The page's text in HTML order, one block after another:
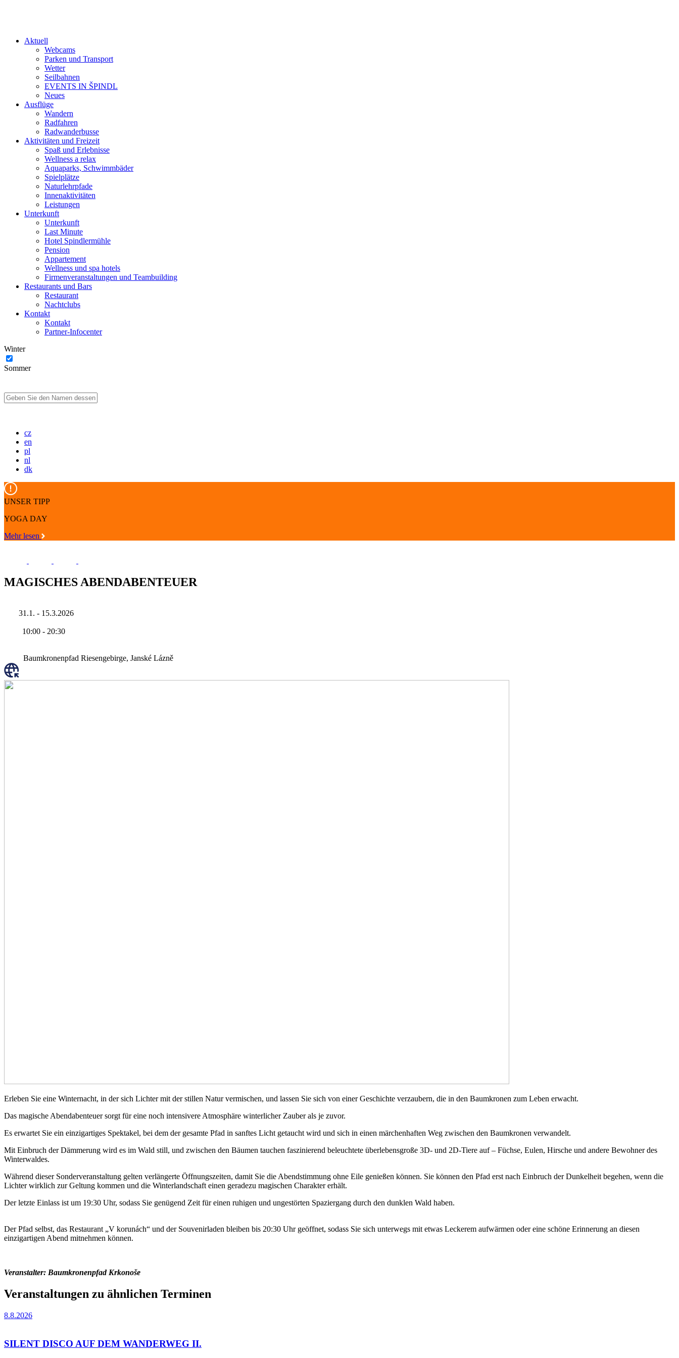
Aktuell
Webcams
Parken und Transport
Wetter
Seilbahnen
EVENTS IN ŠPINDL
Neues
Ausflüge
Wandern
Radfahren
Radwanderbusse
Aktivitäten und Freizeit
Spaß und Erlebnisse
Wellness a relax
Aquaparks, Schwimmbäder
Spielplätze
Naturlehrpfade
Innenaktivitäten
Leistungen
Unterkunft
Unterkunft
Last Minute
Hotel Spindlermühle
Pension
Appartement
Wellness und spa hotels
Firmenveranstaltungen und Teambuilding
Restaurants und Bars
Restaurant
Nachtclubs
Kontakt
Kontakt
Partner-Infocenter
Winter
Sommer
cz
en
pl
nl
dk
UNSER TIPP
YOGA DAY
Mehr lesen
MAGISCHES ABENDABENTEUER
31.1. - 15.3.2026
10:00 - 20:30
Baumkronenpfad Riesengebirge, Janské Lázně
Erleben Sie eine Winternacht, in der sich Lichter mit der stillen Natur vermischen, und lassen Sie sich von einer Geschichte verzaubern, die in den Baumkronen zum Leben erwacht.
Das magische Abendabenteuer sorgt für eine noch intensivere Atmosphäre winterlicher Zauber als je zuvor.
Es erwartet Sie ein einzigartiges Spektakel, bei dem der gesamte Pfad in sanftes Licht getaucht wird und sich in einen märchenhaften Weg zwischen den Baumkronen verwandelt.
Mit Einbruch der Dämmerung wird es im Wald still, und zwischen den Bäumen tauchen faszinierend beleuchtete überlebensgroße 3D- und 2D-Tiere auf – Füchse, Eulen, Hirsche und andere Bewohner des
Winterwaldes.
Während dieser Sonderveranstaltung gelten verlängerte Öffnungszeiten, damit Sie die Abendstimmung ohne Eile genießen können. Sie können den Pfad erst nach Einbruch der Dunkelheit begehen, wenn die
Lichter wirklich zur Geltung kommen und die Winterlandschaft einen geradezu magischen Charakter erhält.
Der letzte Einlass ist um 19:30 Uhr, sodass Sie genügend Zeit für einen ruhigen und ungestörten Spaziergang durch den dunklen Wald haben.
Der Pfad selbst, das Restaurant „V korunách“ und der Souvenirladen bleiben bis 20:30 Uhr geöffnet, sodass Sie sich unterwegs mit etwas Leckerem aufwärmen oder eine schöne Erinnerung an diesen
einzigartigen Abend mitnehmen können.
Veranstalter: Baumkronenpfad Krkonoše
Veranstaltungen zu ähnlichen Terminen
8.8.2026
SILENT DISCO AUF DEM WANDERWEG II.